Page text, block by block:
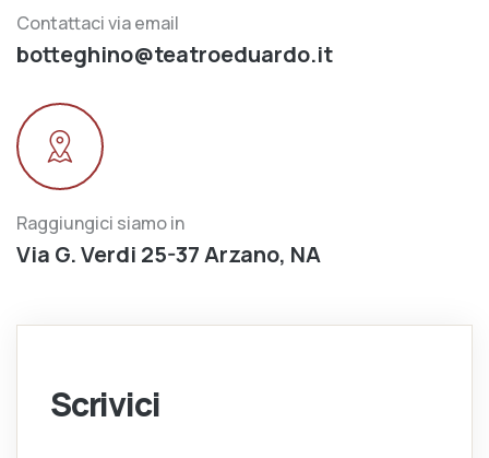
Contattaci via email
botteghino@teatroeduardo.it
Raggiungici siamo in
Via G. Verdi 25-37 Arzano, NA
Scrivici